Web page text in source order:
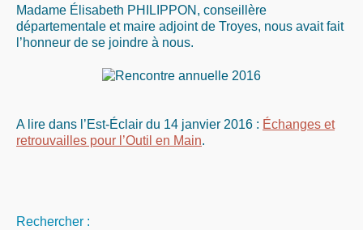
Madame Élisabeth PHILIPPON, conseillère
départementale et maire adjoint de Troyes, nous avait fait
l’honneur de se joindre à nous.
A lire dans l’Est-Éclair du 14 janvier 2016 : Échanges et
retrouvailles pour l’Outil en Main.
Rechercher :